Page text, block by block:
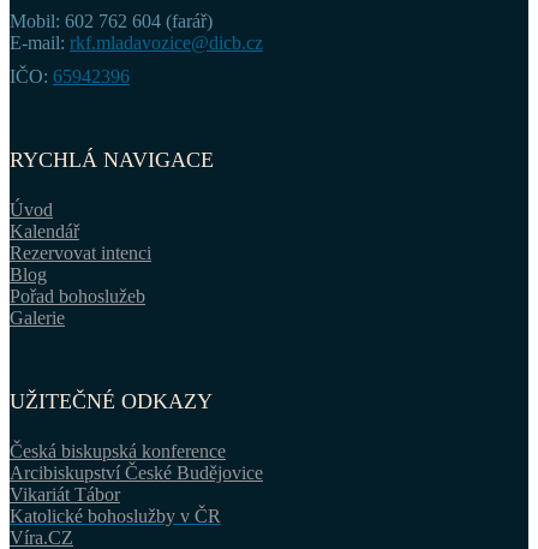
Mobil: 602 762 604 (farář)
E-mail: rkf.mladavozice@dicb.cz
IČO: 65942396
RYCHLÁ NAVIGACE
Úvod
Kalendář
Rezervovat intenci
Blog
Pořad bohoslužeb
Galerie
UŽITEČNÉ ODKAZY
Česká biskupská konference
Arcibiskupství České Budějovice
Vikariát Tábor
Katolické bohoslužby v ČR
Víra.CZ